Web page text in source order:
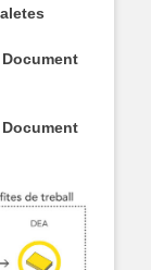
Document
Document